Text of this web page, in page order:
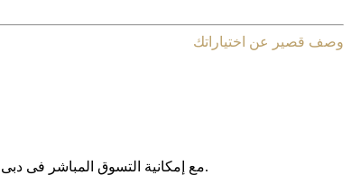
وصف قصير عن اختياراتك
مع إمکانیة التسوق المباشر فی دبی، والتوصیل المجانی داخل الإمارات العربیة المتحدة، وخدمة الشحن الدولی إلى أکثر من 130 دولة حول العالم، نوفر لکم تجربة تسوق آمنة وبدون حدود.